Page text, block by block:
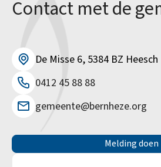
Contact met de
De Misse 6, 5384 BZ Heesch
0412 45 88 88
gemeente@bernheze.org
Melding doen